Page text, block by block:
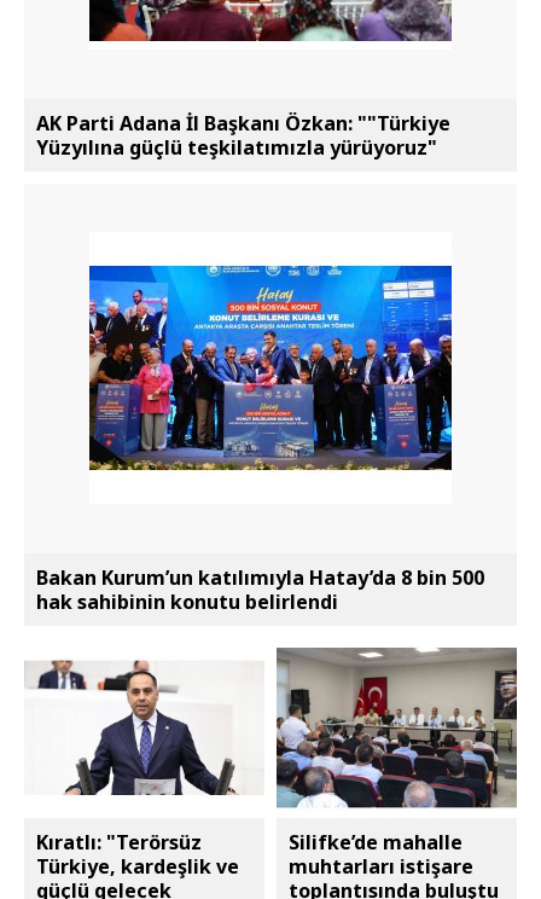
AK Parti Adana İl Başkanı Özkan: ""Türkiye
Yüzyılına güçlü teşkilatımızla yürüyoruz"
Bakan Kurum’un katılımıyla Hatay’da 8 bin 500
hak sahibinin konutu belirlendi
Kıratlı: "Terörsüz
Türkiye, kardeşlik ve
güçlü gelecek
Silifke’de mahalle
muhtarları istişare
toplantısında buluştu